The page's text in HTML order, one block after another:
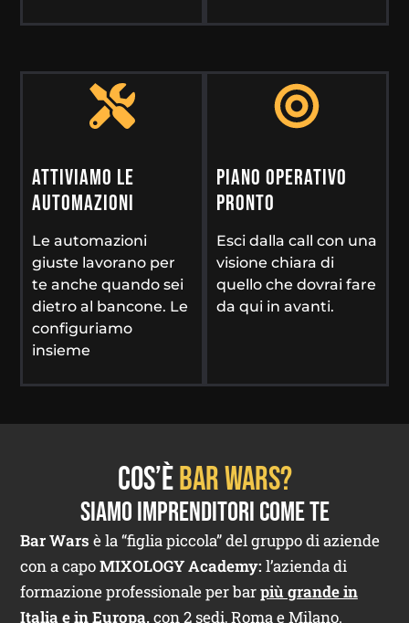
ATTIVIAMO LE
AUTOMAZIONI
Le automazioni
giuste lavorano per
te anche quando sei
dietro al bancone. Le
configuriamo
insieme
PIANO OPERATIVO
PRONTO
Esci dalla call con una
visione chiara di
quello che dovrai fare
da qui in avanti.
Cos’èBar Wars?
Siamo Imprenditori come te
Bar Wars è la “figlia piccola” del gruppo di aziende
con a capoMIXOLOGY Academy: l’azienda di
formazione professionale per barpiù grande in
Italia e in Europa,con 2 sedi, Roma e Milano.